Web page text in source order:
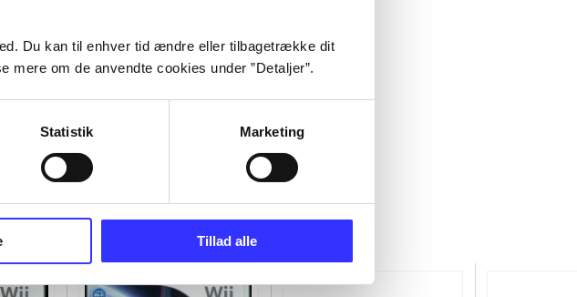
Du kan til enhver tid ændre eller tilbagetrække dit
om de anvendte cookies under ”Detaljer”.
Statistik Marketing
Tillad alle